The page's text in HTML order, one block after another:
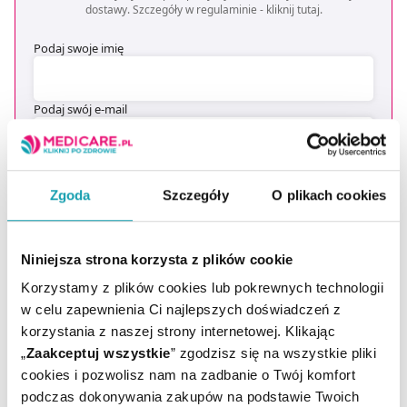
Zgoda Szczegóły O plikach cookies
Niniejsza strona korzysta z plików cookie
Korzystamy z plików cookies lub pokrewnych technologii
w celu zapewnienia Ci najlepszych doświadczeń z
korzystania z naszej strony internetowej. Klikając
„Zaakceptuj wszystkie” zgodzisz się na wszystkie pliki
cookies i pozwolisz nam na zadbanie o Twój komfort
podczas dokonywania zakupów na podstawie Twoich
dostawy. Szczegóły w regulaminie - kliknij tutaj.
Podaj swoje imię
Podaj swój e-mail
nowościach i promocjach Administratora zgodnie z Art. 10 pkt 2
elektroniczną
Chcesz się wypisać z newslettera? Kliknijtutaj.